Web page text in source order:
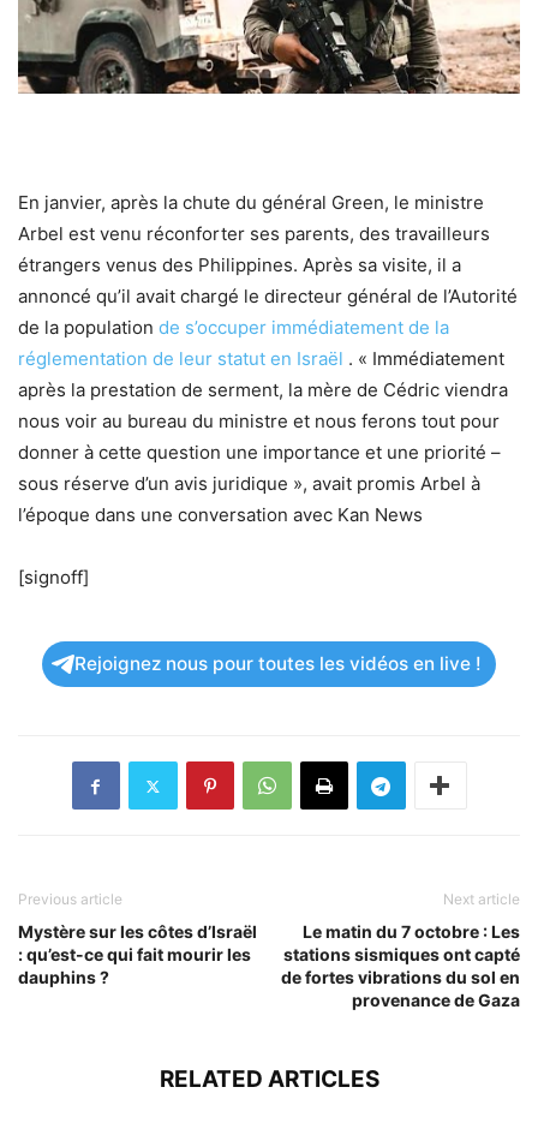
En janvier, après la chute du général Green, le ministre
Arbel est venu réconforter ses parents, des travailleurs
étrangers venus des Philippines. Après sa visite, il a
annoncé qu’il avait chargé le directeur général de l’Autorité
de la population de s’occuper immédiatement de la
réglementation de leur statut en Israël . « Immédiatement
après la prestation de serment, la mère de Cédric viendra
nous voir au bureau du ministre et nous ferons tout pour
donner à cette question une importance et une priorité –
sous réserve d’un avis juridique », avait promis Arbel à
l’époque dans une conversation avec Kan News
[signoff]
Rejoignez nous pour toutes les vidéos en live !
Previous article
Mystère sur les côtes d’Israël
: qu’est-ce qui fait mourir les
dauphins ?
Next article
Le matin du 7 octobre : Les
stations sismiques ont capté
de fortes vibrations du sol en
provenance de Gaza
RELATED ARTICLES